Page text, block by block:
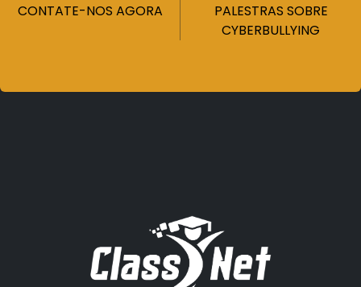
CONTATE-NOS AGORA
PALESTRAS SOBRE
CYBERBULLYING